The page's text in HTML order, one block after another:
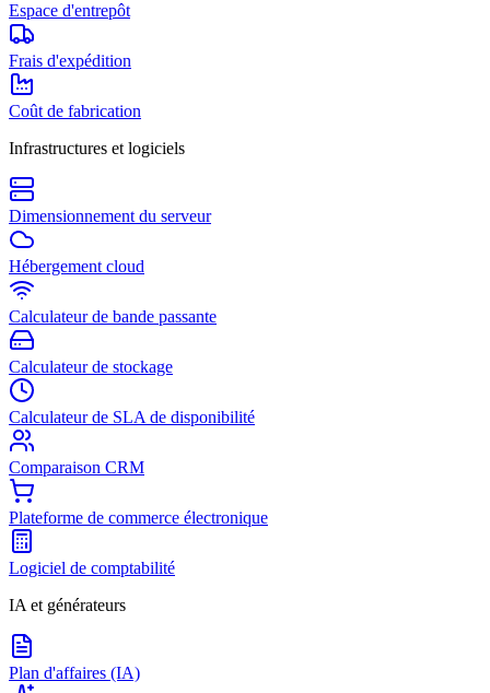
Espace d'entrepôt
Frais d'expédition
Coût de fabrication
Infrastructures et logiciels
Dimensionnement du serveur
Hébergement cloud
Calculateur de bande passante
Calculateur de stockage
Calculateur de SLA de disponibilité
Comparaison CRM
Plateforme de commerce électronique
Logiciel de comptabilité
IA et générateurs
Plan d'affaires (IA)